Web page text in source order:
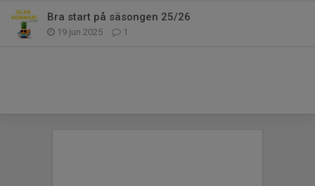
Bra start på säsongen 25/26
19 jun 2025 1